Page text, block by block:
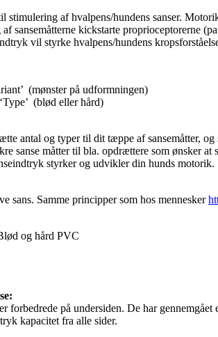
stimulering af hvalpens/hundens sanser.
sansemåtterne kickstarte proprioceptorerne
vil styrke hvalpens/hundens
(mønster på udformningen)
(blød eller hård)
antal og typer til dit tæppe af sansemåtter,
sanse måtter til bla. opdrættere som ønsker
styrker og udvikler din hunds motorik.
sans. Samme principper som hos mennesker
og hård PVC
forbedrede på undersiden. De har
kapacitet fra alle sider.